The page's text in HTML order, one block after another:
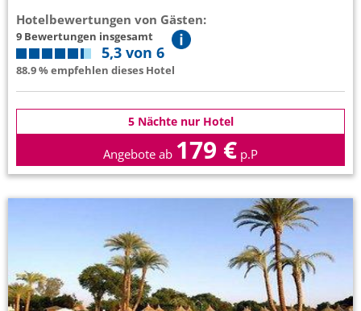
Hotelbewertungen von Gästen:
9 Bewertungen insgesamt
5,3 von 6
88.9 % empfehlen dieses Hotel
5 Nächte nur Hotel
Angebote ab 179 € p.P